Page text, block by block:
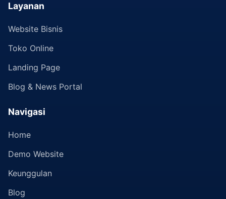
Layanan
Website Bisnis
Toko Online
Landing Page
Blog & News Portal
Navigasi
Home
Demo Website
Keunggulan
Blog